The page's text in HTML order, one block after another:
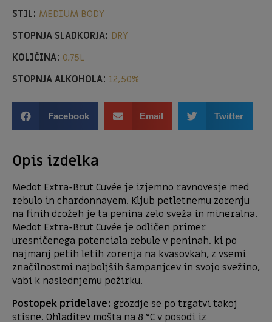
STIL: MEDIUM BODY
STOPNJA SLADKORJA: DRY
KOLIČINA: 0,75L
STOPNJA ALKOHOLA: 12,50%
Facebook Email Twitter
Opis izdelka
Medot Extra-Brut Cuvée je izjemno ravnovesje med
rebulo in chardonnayem. Kljub petletnemu zorenju
na finih drožeh je ta penina zelo sveža in mineralna.
Medot Extra-Brut Cuvée je odličen primer
uresničenega potenciala rebule v peninah, ki po
najmanj petih letih zorenja na kvasovkah, z vsemi
značilnostmi najboljših šampanjcev in svojo svežino,
vabi k naslednjemu požirku.
Postopek pridelave: grozdje se po trgatvi takoj
stisne. Ohladitev mošta na 8 °C v posodi iz